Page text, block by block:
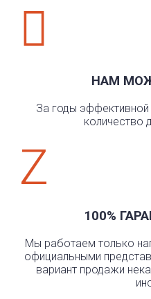

НАМ
За годы
количество
Z
100%
Мы работаем только
официальными
вариант продажи